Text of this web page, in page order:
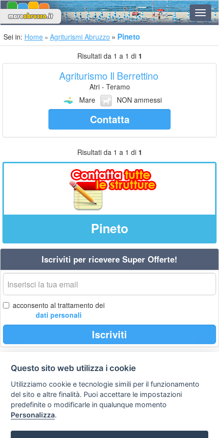
Sei in: Home Agriturismi Abruzzo Pineto
Risultati da 1 a 1 di 1
Agriturismo Il Berrettino
Atri - Teramo
Mare
NON ammessi
Contatta
Risultati da 1 a 1 di 1
Pineto
Iscriviti per ricevere Super Offerte!
La
tua
email
acconsento al trattamento dei
dati personali
Iscriviti
policy
legale
Preferenze cookie
Copyright © 2008
Questo sito web utilizza i cookie
Utilizziamo cookie e tecnologie simili per il funzionamento
del sito e altre finalità. Puoi accettare le impostazioni
predefinite o modificarle in qualunque momento
Personalizza.